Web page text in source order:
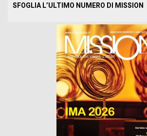
SFOGLIA L’ULTIMO NUMERO DI MISSION